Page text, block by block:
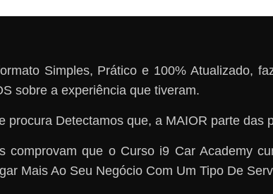
Simples, Prático e 100% Atualizado,
sobre a experiência que tiveram.
procura Detectamos que, a MAIOR parte
comprovam que o Curso i9 Car Academy
Mais Ao Seu Negócio Com Um Tipo De